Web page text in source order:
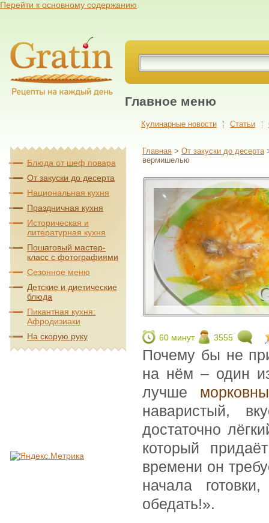
Перейти к основному содержанию
Главное меню
Кулинарные новости Cтатьи
Главная > От закуски до десерта
вермишелью
60 минут 3555
Почему бы не
на нём – один
лучше
наваристый,
достаточно
который
времени он
начала
обедать!».
Блюда от шеф повара
От закуски до десерта
Национальная кухня
Праздничная кухня
Историческая и
литературная кухня
Пошаговый мастер-
класс с фотографиями
Сезонное меню
Детские и диетические
блюда
Пикантная кухня:
Афродизиаки
На скорую руку